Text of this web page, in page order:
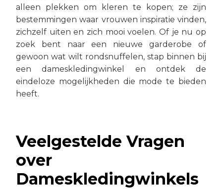
alleen plekken om kleren te kopen; ze zijn
bestemmingen waar vrouwen inspiratie vinden,
zichzelf uiten en zich mooi voelen. Of je nu op
zoek bent naar een nieuwe garderobe of
gewoon wat wilt rondsnuffelen, stap binnen bij
een dameskledingwinkel en ontdek de
eindeloze mogelijkheden die mode te bieden
heeft.
Veelgestelde Vragen
over
Dameskledingwinkels